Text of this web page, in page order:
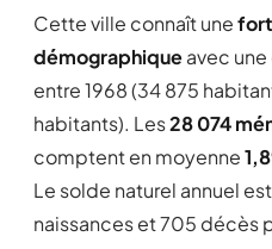
Cette ville connaît une
démographiqueavec
entre 1968 (34 875
habitants). Les28 074
comptent en moyenne
Le solde naturel annuel
naissances et 705 décès